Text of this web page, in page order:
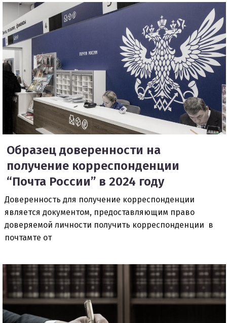
Образец доверенности на
получение корреспонденции
“Почта России” в 2024 году
Доверенность для получение корреспонденции
является документом, предоставляющим право
доверяемой личности получить корреспонденции в
почтамте от